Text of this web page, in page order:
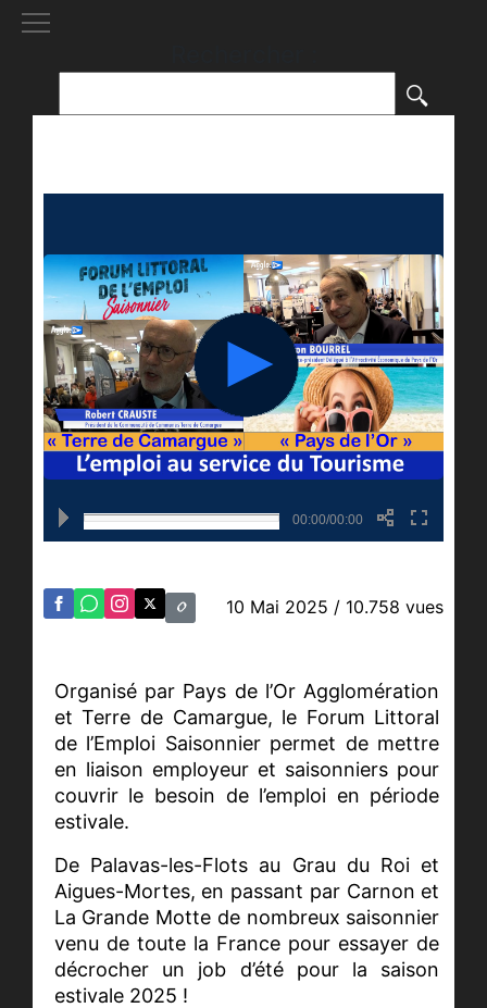
00:00/00:00
10 Mai 2025 / 10.758 vues
Organisé par Pays de l’Or Agglomération
et Terre de Camargue, le Forum Littoral
de l’Emploi Saisonnier permet de mettre
en liaison employeur et saisonniers pour
couvrir le besoin de l’emploi en période
estivale.
De Palavas-les-Flots au Grau du Roi et
Aigues-Mortes, en passant par Carnon et
La Grande Motte de nombreux saisonnier
venu de toute la France pour essayer de
décrocher un job d’été pour la saison
estivale 2025 !